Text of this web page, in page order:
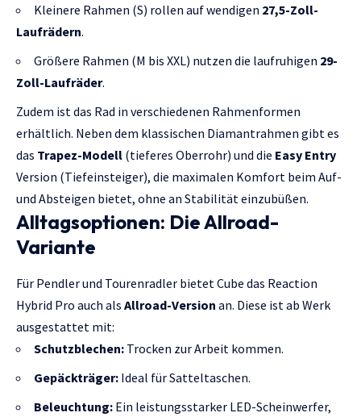
Kleinere Rahmen (S) rollen auf wendigen 27,5-Zoll-
Laufrädern.
Größere Rahmen (M bis XXL) nutzen die laufruhigen 29-
Zoll-Laufräder.
Zudem ist das Rad in verschiedenen Rahmenformen
erhältlich. Neben dem klassischen Diamantrahmen gibt es
das Trapez-Modell (tieferes Oberrohr) und die Easy Entry
Version (Tiefeinsteiger), die maximalen Komfort beim Auf-
und Absteigen bietet, ohne an Stabilität einzubüßen.
Alltagsoptionen: Die Allroad-
Variante
Für Pendler und Tourenradler bietet Cube das Reaction
Hybrid Pro auch als Allroad-Version an. Diese ist ab Werk
ausgestattet mit:
Schutzblechen: Trocken zur Arbeit kommen.
Gepäckträger: Ideal für Satteltaschen.
Beleuchtung: Ein leistungsstarker LED-Scheinwerfer,